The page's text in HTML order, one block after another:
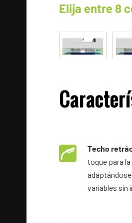
Elija entre 8
Techo
toque para
variables sin